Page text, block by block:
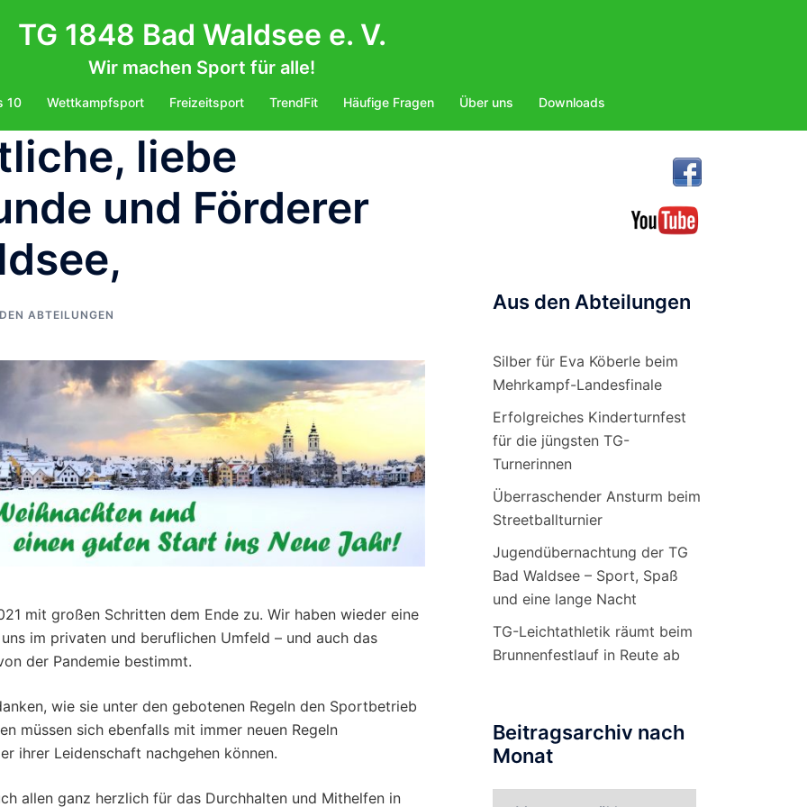
TG 1848 Bad Waldsee e. V.
Wir machen Sport für alle!
10 Wettkampfsport Freizeitsport TrendFit Häufige Fragen Über uns Downloads
liebe
und Förderer
ABTEILUNGEN
mit großen Schritten dem Ende zu. Wir haben wieder eine
im privaten und beruflichen Umfeld – und auch das
der Pandemie bestimmt.
wie sie unter den gebotenen Regeln den Sportbetrieb
müssen sich ebenfalls mit immer neuen Regeln
ihrer Leidenschaft nachgehen können.
allen ganz herzlich für das Durchhalten und Mithelfen in
Aus den Abteilungen
Silber für Eva Köberle beim
Mehrkampf-Landesfinale
Erfolgreiches Kinderturnfest
für die jüngsten TG-
Turnerinnen
Überraschender Ansturm beim
Streetballturnier
Jugendübernachtung der TG
Bad Waldsee – Sport, Spaß
und eine lange Nacht
TG-Leichtathletik räumt beim
Brunnenfestlauf in Reute ab
Beitragsarchiv nach
Monat